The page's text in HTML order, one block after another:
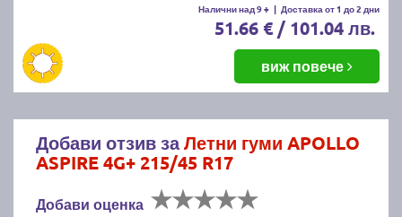
Налични над 9 + | Доставка от 1 до 2 дни
51.66 € / 101.04 лв.
виж повече
Добави отзив заЛетни гуми APOLLO
ASPIRE 4G+ 215/45 R17
Добави оценка